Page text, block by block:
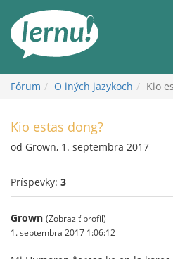
obsah
Fórum O iných jazykoch Kio
Kio estas dong?
od Grown, 1. septembra 2017
Príspevky: 3
Grown (Zobraziť profil)
1. septembra 2017 1:06:12